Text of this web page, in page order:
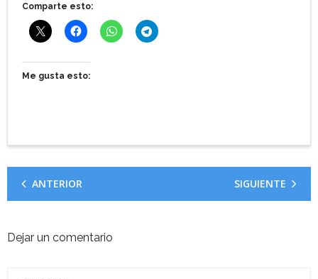
Comparte esto:
Me gusta esto:
ANTERIOR SIGUIENTE
Dejar un comentario